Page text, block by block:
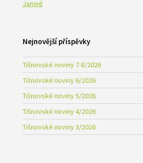
Jamné
Nejnovější příspěvky
Tišnovské noviny 7-8/2026
Tišnovské noviny 6/2026
Tišnovské noviny 5/2026
Tišnovské noviny 4/2026
Tišnovské noviny 3/2026